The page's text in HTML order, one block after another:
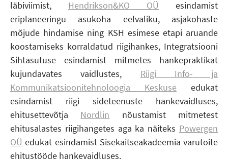
läbiviimist, Hendrikson&KO OÜ esindamist
eriplaneeringu asukoha eelvaliku, asjakohaste
mõjude hindamise ning KSH esimese etapi aruande
koostamiseks korraldatud riigihankes, Integratsiooni
Sihtasutuse esindamist mitmetes hankepraktikat
kujundavates vaidlustes, Riigi Info- ja
Kommunikatsioonitehnoloogia Keskuse edukat
esindamist riigi sideteenuste hankevaidluses,
ehitusettevõtja Nordlin nõustamist mitmetest
ehitusalastes riigihangetes aga ka näiteks Powergen
OÜ edukat esindamist Sisekaitseakadeemia varutoite
ehitustööde hankevaidluses.